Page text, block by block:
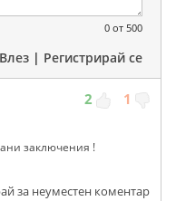
0 от 500
Влез | Регистрирай се
2 1
заключения !
за неуместен коментар